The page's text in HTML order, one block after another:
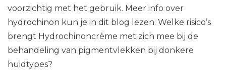
voorzichtig met het gebruik. Meer info over
hydrochinon kun je in dit blog lezen: Welke risico’s
brengt Hydrochinoncrème met zich mee bij de
behandeling van pigmentvlekken bij donkere
huidtypes?